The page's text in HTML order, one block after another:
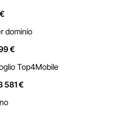
dominio
€
Top4Mobile
581 €